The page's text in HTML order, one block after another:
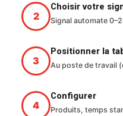
Choisir votre
Signal automate
Positionner la
Au poste de travail
Configurer
Produits, temps